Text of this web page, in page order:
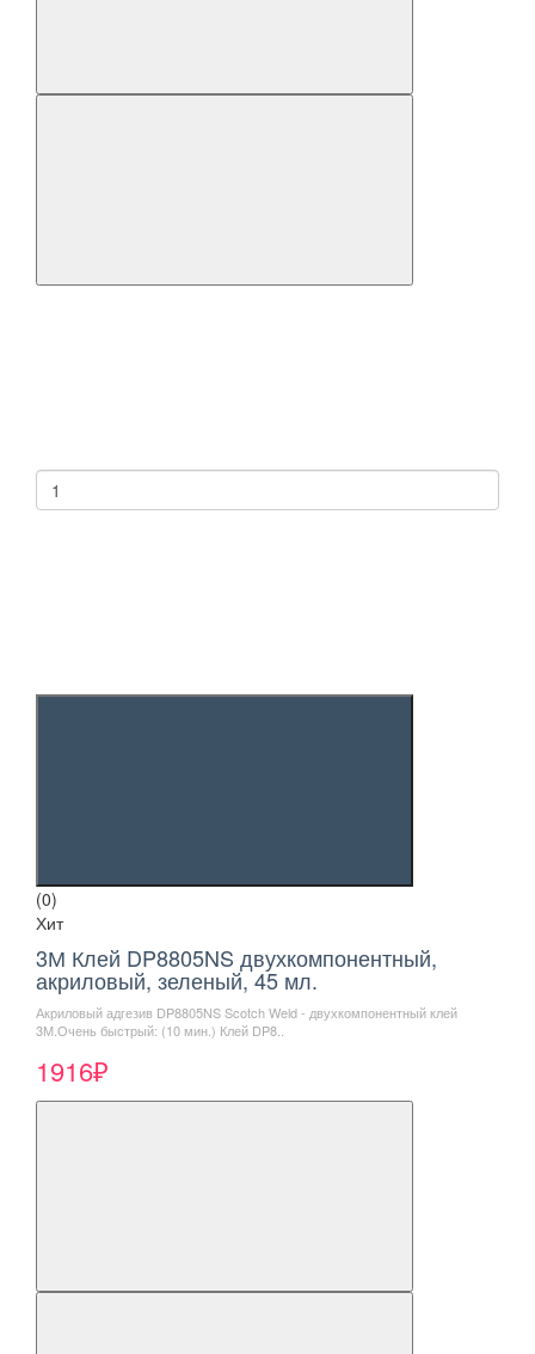
(0)
Хит
3М Клей DP8805NS двухкомпонентный,
акриловый, зеленый, 45 мл.
Акриловый адгезив DP8805NS Scotch Weld - двухкомпонентный клей
3М.Очень быстрый: (10 мин.) Клей DP8..
1916₽